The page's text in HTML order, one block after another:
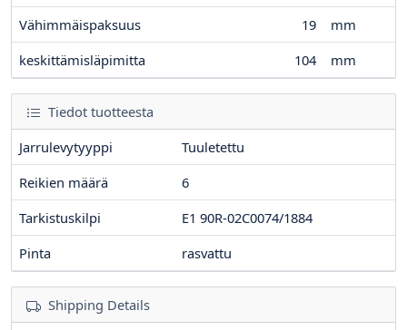
Vähimmäispaksuus
19
mm
keskittämisläpimitta
104 mm
Tiedot tuotteesta
Jarrulevytyyppi
Tuuletettu
Reikien määrä
6
Tarkistuskilpi
E1 90R-02C0074/1884
Pinta
rasvattu
Shipping Details